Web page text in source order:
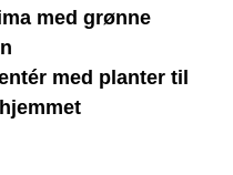
med grønne
med planter til